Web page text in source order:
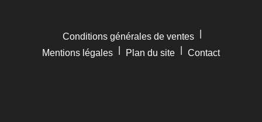
Conditions générales de ventes
Mentions légales
Plan du site Contact